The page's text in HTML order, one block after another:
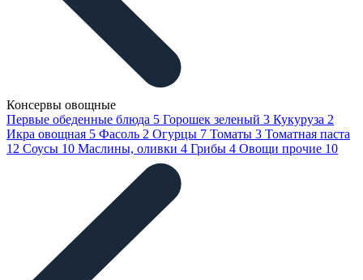
Консервы овощные
Первые обеденные блюда 5 Горошек зеленый 3 Кукуруза 2
Икра овощная 5 Фасоль 2 Огурцы 7 Томаты 3 Томатная паста
12 Соусы 10 Маслины, оливки 4 Грибы 4 Овощи прочие 10